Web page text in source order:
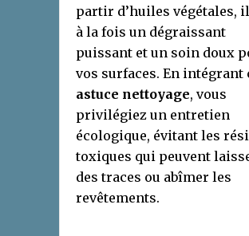
partir d’huiles végétales,
à la fois un dégraissant
puissant et un soin doux
vos surfaces. En intégrant
astuce nettoyage, vous
privilégiez un entretien
écologique, évitant les
toxiques qui peuvent
des traces ou abîmer les
revêtements.